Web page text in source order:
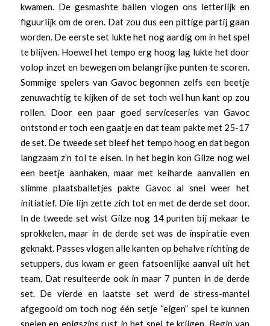
kwamen. De gesmashte ballen vlogen ons letterlijk en
figuurlijk om de oren. Dat zou dus een pittige partij gaan
worden. De eerste set lukte het nog aardig om in het spel
te blijven. Hoewel het tempo erg hoog lag lukte het door
volop inzet en bewegen om belangrijke punten te scoren.
Sommige spelers van Gavoc begonnen zelfs een beetje
zenuwachtig te kijken of de set toch wel hun kant op zou
rollen. Door een paar goed serviceseries van Gavoc
ontstond er toch een gaatje en dat team pakte met 25-17
de set. De tweede set bleef het tempo hoog en dat begon
langzaam z’n tol te eisen. In het begin kon Gilze nog wel
een beetje aanhaken, maar met keiharde aanvallen en
slimme plaatsballetjes pakte Gavoc al snel weer het
initiatief. Die lijn zette zich tot en met de derde set door.
In de tweede set wist Gilze nog 14 punten bij mekaar te
sprokkelen, maar in de derde set was de inspiratie even
geknakt. Passes vlogen alle kanten op behalve richting de
setuppers, dus kwam er geen fatsoenlijke aanval uit het
team. Dat resulteerde ook in maar 7 punten in de derde
set. De vierde en laatste set werd de stress-mantel
afgegooid om toch nog één setje “eigen” spel te kunnen
spelen en enigszins rust in het spel te krijgen. Begin van